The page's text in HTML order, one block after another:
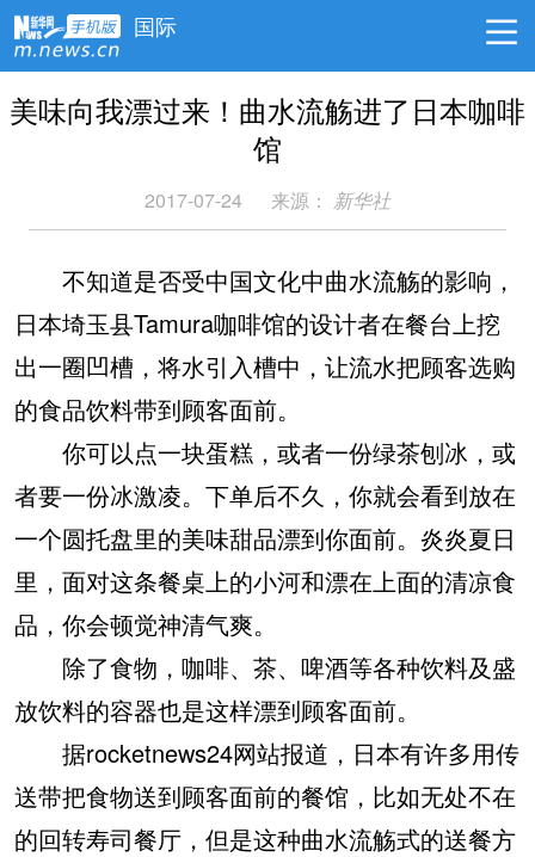
国际
美味向我漂过来！曲水流觞进了日本咖啡
馆
2017-07-24 来源： 新华社
不知道是否受中国文化中曲水流觞的影响，
日本埼玉县Tamura咖啡馆的设计者在餐台上挖
出一圈凹槽，将水引入槽中，让流水把顾客选购
的食品饮料带到顾客面前。
你可以点一块蛋糕，或者一份绿茶刨冰，或
者要一份冰激凌。下单后不久，你就会看到放在
一个圆托盘里的美味甜品漂到你面前。炎炎夏日
里，面对这条餐桌上的小河和漂在上面的清凉食
品，你会顿觉神清气爽。
除了食物，咖啡、茶、啤酒等各种饮料及盛
放饮料的容器也是这样漂到顾客面前。
据rocketnews24网站报道，日本有许多用传
送带把食物送到顾客面前的餐馆，比如无处不在
的回转寿司餐厅，但是这种曲水流觞式的送餐方